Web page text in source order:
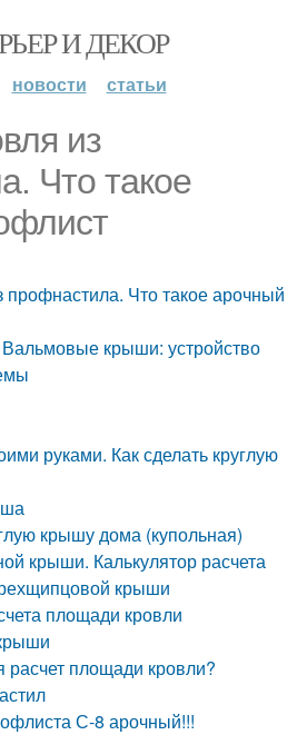
И ДЕКОР
новости статьи
из
Что такое
профнастила. Что такое арочный
крыши: устройство
руками. Как сделать круглую
крышу дома (купольная)
крыши. Калькулятор расчета
крыши
площади кровли
расчет площади кровли?
С-8 арочный!!!